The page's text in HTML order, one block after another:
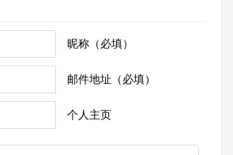
昵称（必填）
邮件地址（必填）
个人主页